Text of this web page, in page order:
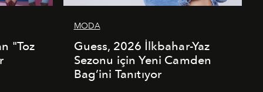
"Toz
MODA
Guess, 2026 İlkbahar-Yaz
Sezonu için Yeni Camden
Bag’ini Tanıtıyor